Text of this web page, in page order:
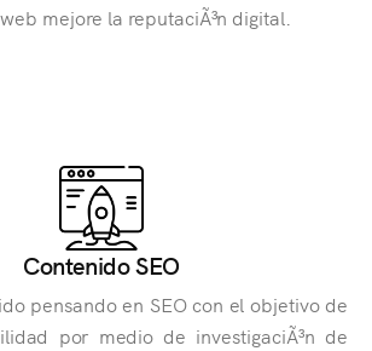
mejore la reputaciÃ³n digital.
Contenido SEO
pensando en SEO con el objetivo de
por medio de investigaciÃ³n de